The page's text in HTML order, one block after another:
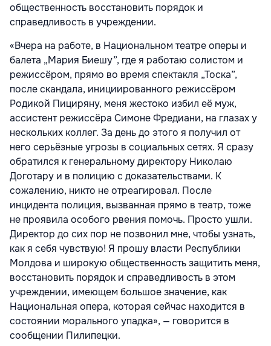
общественность восстановить порядок и
справедливость в учреждении.
«Вчера на работе, в Национальном театре оперы и
балета „Мария Биешу”, где я работаю солистом и
режиссёром, прямо во время спектакля „Тоска”,
после скандала, инициированного режиссёром
Родикой Пициряну, меня жестоко избил её муж,
ассистент режиссёра Симоне Фредиани, на глазах у
нескольких коллег. За день до этого я получил от
него серьёзные угрозы в социальных сетях. Я сразу
обратился к генеральному директору Николаю
Доготару и в полицию с доказательствами. К
сожалению, никто не отреагировал. После
инцидента полиция, вызванная прямо в театр, тоже
не проявила особого рвения помочь. Просто ушли.
Директор до сих пор не позвонил мне, чтобы узнать,
как я себя чувствую! Я прошу власти Республики
Молдова и широкую общественность защитить меня,
восстановить порядок и справедливость в этом
учреждении, имеющем большое значение, как
Национальная опера, которая сейчас находится в
состоянии морального упадка», — говорится в
сообщении Пилипецки.